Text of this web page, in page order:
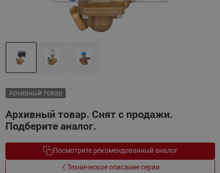
Архивный товар
Архивный товар. Снят с продажи.
Подберите аналог.
Посмотрите рекомендованный аналог
Техническое описание серии